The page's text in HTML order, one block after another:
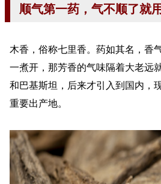
顺气第一药，气不顺了就
木香，俗称七里香。药如其名，香
一煮开，那芳香的气味隔着大老远
和巴基斯坦，后来才引入到国内，
重要出产地。